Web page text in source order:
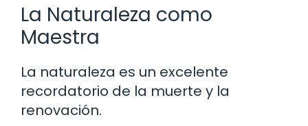
La Naturaleza como
Maestra
La naturaleza es un excelente
recordatorio de la muerte y la
renovación.